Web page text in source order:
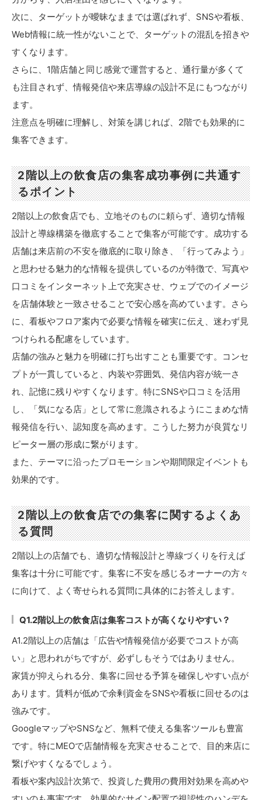
次に、ターゲットが曖昧なままでは選ばれず、SNSや看板、
Web情報に統一性がないことで、ターゲットの混乱を招きや
すくなります。
さらに、1階店舗と同じ感覚で運営すると、通行量が多くて
も注目されず、情報発信や来店導線の設計不足にもつながり
ます。
注意点を明確に理解し、対策を講じれば、2階でも効果的に
集客できます。
2階以上の飲食店の集客成功事例に共通す
るポイント
2階以上の飲食店でも、立地そのものに頼らず、適切な情報
設計と導線構築を徹底することで集客が可能です。成功する
店舗は来店前の不安を徹底的に取り除き、「行ってみよう」
と思わせる魅力的な情報を提供しているのが特徴で、写真や
口コミをインターネット上で充実させ、ウェブでのイメージ
を店舗体験と一致させることで安心感を高めています。さら
に、看板やフロア案内で必要な情報を確実に伝え、迷わず見
つけられる配慮をしています。
店舗の強みと魅力を明確に打ち出すことも重要です。コンセ
プトが一貫していると、内装や雰囲気、発信内容が統一さ
れ、記憶に残りやすくなります。特にSNSや口コミを活用
し、「気になる店」として常に意識されるようにこまめな情
報発信を行い、認知度を高めます。こうした努力が良質なリ
ピーター層の形成に繋がります。
また、テーマに沿ったプロモーションや期間限定イベントも
効果的です。
2階以上の飲食店での集客に関するよくあ
る質問
2階以上の店舗でも、適切な情報設計と導線づくりを行えば
集客は十分に可能です。集客に不安を感じるオーナーの方々
に向けて、よく寄せられる質問に具体的にお答えします。
Q1.2階以上の飲食店は集客コストが高くなりやすい？
A1.2階以上の店舗は「広告や情報発信が必要でコストが高
い」と思われがちですが、必ずしもそうではありません。
家賃が抑えられる分、集客に回せる予算を確保しやすい点が
あります。賃料が低めで余剰資金をSNSや看板に回せるのは
強みです。
GoogleマップやSNSなど、無料で使える集客ツールも豊富
です。特にMEOで店舗情報を充実させることで、目的来店に
繋げやすくなるでしょう。
看板や案内設計次第で、投資した費用の費用対効果を高めや